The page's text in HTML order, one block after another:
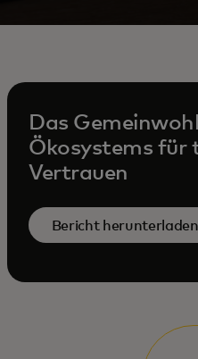
Das
Ökosystems für
Vertrauen
Bericht herunterladen